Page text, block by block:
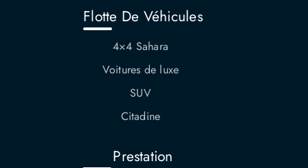
Flotte De Véhicules
4×4 Sahara
Voitures de luxe
SUV
Citadine
Prestation